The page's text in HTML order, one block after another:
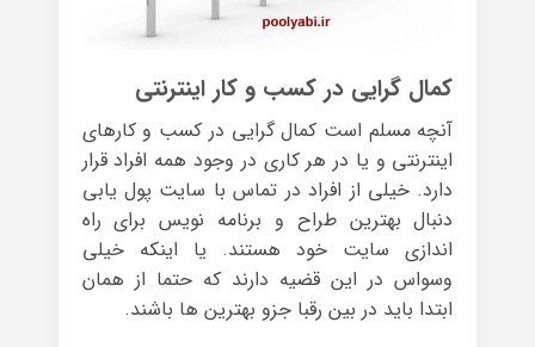
کمال گرایی در کسب و کار اینترنتی
آنچه مسلم است کمال گرایی در کسب و کارهای
اینترنتی و یا در هر کاری در وجود همه افراد قرار
دارد. خیلی از افراد در تماس با سایت پول یابی
دنبال بهترین طراح و برنامه نویس برای راه
اندازی سایت خود هستند. یا اینکه خیلی
وسواس در این قضیه دارند که حتما از همان
ابتدا باید در بین رقبا جزو بهترین ها باشند.